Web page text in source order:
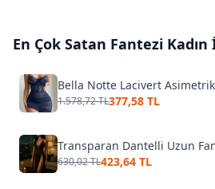
En Çok Satan Fantezi Kadın
1.578,72 TL377,58 TL
630,02 TL423,64 TL